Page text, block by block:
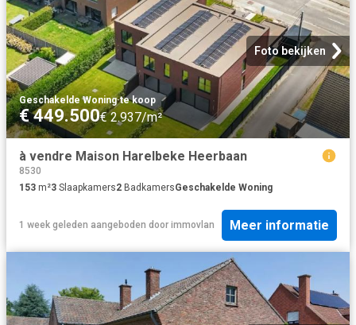
Foto bekijken
Geschakelde Woning·te koop
€ 449.500€ 2.937/m²
à vendre Maison Harelbeke Heerbaan
8530
153 m²3 Slaapkamers2 BadkamersGeschakelde Woning
1 week geleden aangeboden door immovlan Meer informatie